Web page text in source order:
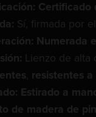
Certificado
Sí, firmada por
Numerada
Lienzo de alta
, resistentes
Estirado a
de madera de